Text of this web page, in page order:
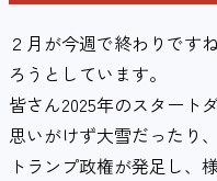
２月が今週で終わりです
ろうとしています。
皆さん2025年のスタート
思いがけず大雪だったり
トランプ政権が発足し、